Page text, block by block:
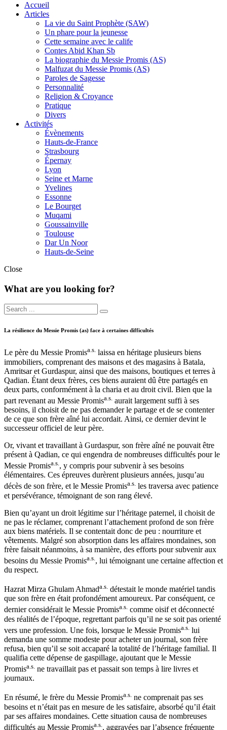
Accueil
Articles
La vie du Saint Prophète (SAW)
Un phare pour la jeunesse
Cette semaine avec le calife
Contes Abid Khan Sb
La biographie du Messie Promis (AS)
Malfuzat du Messie Promis (AS)
Paroles de Sagesse
Personnalité
Religion & Croyance
Pratique
Divers
Activités
Évènements
Hauts-de-France
Strasbourg
Épernay
Lyon
Seine et Marne
Yvelines
Essonne
Le Bourget
Muqami
Goussainville
Toulouse
Dar Un Noor
Hauts-de-Seine
Close
What are you looking for?
La résilience du Messie Promis (as) face à certaines difficultés
Le père du Messie Promisa.s. laissa en héritage plusieurs biens
immobiliers, comprenant des maisons et des magasins à Batala,
Amritsar et Gurdaspur, ainsi que des maisons, boutiques et terres à
Qadian. Étant deux frères, ces biens auraient dû être partagés en
deux parts, conformément à la charia et au droit civil. Bien que la
part revenant au Messie Promisa.s. aurait largement suffi à ses
besoins, il choisit de ne pas demander le partage et de se contenter
de ce que son frère aîné lui accordait. Ainsi, ce dernier devint le
successeur officiel de leur père.
Or, vivant et travaillant à Gurdaspur, son frère aîné ne pouvait être
présent à Qadian, ce qui engendra de nombreuses difficultés pour le
Messie Promisa.s., y compris pour subvenir à ses besoins
élémentaires. Ces épreuves durèrent plusieurs années, jusqu’au
décès de son frère, et le Messie Promisa.s. les traversa avec patience
et persévérance, témoignant de son rang élevé.
Bien qu’ayant un droit légitime sur l’héritage paternel, il choisit de
ne pas le réclamer, comprenant l’attachement profond de son frère
aux biens matériels. Il se contentait donc de peu : nourriture et
vêtements. Malgré son absorption dans les affaires mondaines, son
frère faisait néanmoins, à sa manière, des efforts pour subvenir aux
besoins du Messie Promisa.s. , lui témoignant une certaine affection et
du respect.
Hazrat Mirza Ghulam Ahmada.s. détestait le monde matériel tandis
que son frère en était profondément amoureux. Par conséquent, ce
dernier considérait le Messie Promisa.s. comme oisif et déconnecté
des réalités de l’époque, regrettant parfois qu’il ne se soit pas orienté
vers une profession. Une fois, lorsque le Messie Promisa.s. lui
demanda une somme modeste pour acheter un journal, son frère
refusa, bien qu’il se soit accaparé la totalité de l’héritage familial. Il
qualifia cette dépense de gaspillage, ajoutant que le Messie
Promisa.s. ne travaillait pas et passait son temps à lire livres et
journaux.
En résumé, le frère du Messie Promisa.s. ne comprenait pas ses
besoins et n’était pas en mesure de les satisfaire, absorbé qu’il était
par ses affaires mondaines. Cette situation causa de nombreuses
difficultés au Messie Promisa.s. , aggravées par l’absence fréquente